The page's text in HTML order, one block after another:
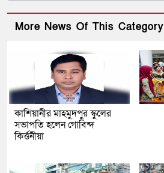
More News Of This Category
কাশিয়ানীর মাহমুদপুর স্কুলের
সভাপতি হলেন গোবিন্দ
কির্ত্তনীয়া